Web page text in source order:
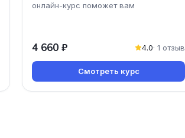
онлайн-курс поможет вам
4 660 ₽ 4.0· 1 отзыв
Смотреть курс